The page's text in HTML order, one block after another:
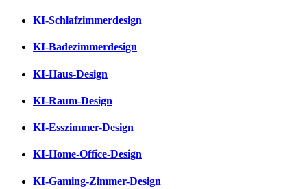
KI-Schlafzimmerdesign
KI-Badezimmerdesign
KI-Haus-Design
KI-Raum-Design
KI-Esszimmer-Design
KI-Home-Office-Design
KI-Gaming-Zimmer-Design